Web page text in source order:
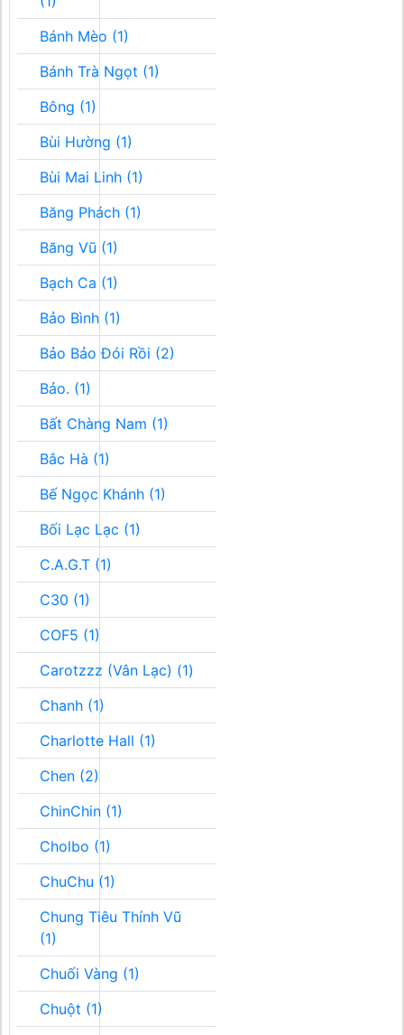
Bánh Mèo (1)
Bánh Trà Ngọt (1)
Bông (1)
Bùi Hường (1)
Bùi Mai Linh (1)
Băng Phách (1)
Băng Vũ (1)
Bạch Ca (1)
Bảo Bình (1)
Bảo Bảo Đói Rồi (2)
Bảo. (1)
Bất Chàng Nam (1)
Bắc Hà (1)
Bế Ngọc Khánh (1)
Bối Lạc Lạc (1)
C.A.G.T (1)
C30 (1)
COF5 (1)
Carotzzz (Vân Lạc) (1)
Chanh (1)
Charlotte Hall (1)
Chen (2)
ChinChin (1)
Cholbo (1)
ChuChu (1)
Chung Tiêu Thính Vũ
(1)
Chuối Vàng (1)
Chuột (1)